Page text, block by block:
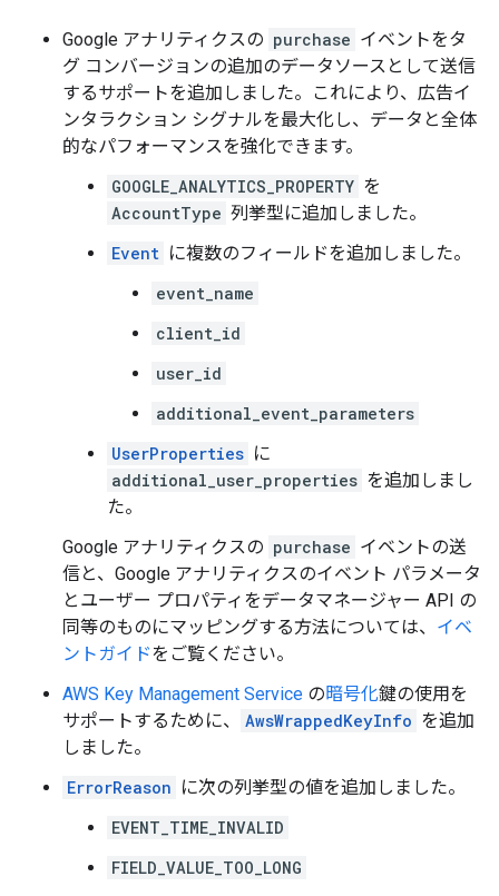
Google アナリティクスの purchase イベントをタ
グ コンバージョンの追加のデータソースとして送信
するサポートを追加しました。これにより、広告イ
ンタラクション シグナルを最大化し、データと全体
的なパフォーマンスを強化できます。
GOOGLE_ANALYTICS_PROPERTY を
AccountType 列挙型に追加しました。
Event に複数のフィールドを追加しました。
event_name
client_id
user_id
additional_event_parameters
UserProperties に
additional_user_properties を追加しまし
た。
Google アナリティクスの purchase イベントの送
信と、Google アナリティクスのイベント パラメータ
とユーザー プロパティをデータマネージャー API の
同等のものにマッピングする方法については、 イベ
ントガイドをご覧ください。
AWS Key Management Service の暗号化鍵の使用を
サポートするために、
AwsWrappedKeyInfo を追加
しました。
ErrorReason に次の列挙型の値を追加しました。
EVENT_TIME_INVALID
FIELD_VALUE_TOO_LONG